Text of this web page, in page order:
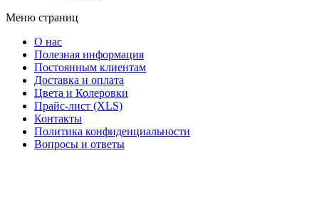
Меню страниц
О нас
Полезная информация
Постоянным клиентам
Доставка и оплата
Цвета и Колеровки
Прайс-лист (XLS)
Контакты
Политика конфиденциальности
Вопросы и ответы